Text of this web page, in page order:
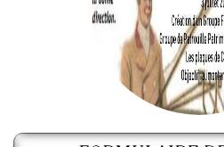
Cliquez